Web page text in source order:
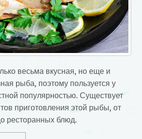
весьма вкусная, но еще и
рыба, поэтому пользуется у
популярностью. Существует
приготовления этой рыбы, от
ресторанных блюд.